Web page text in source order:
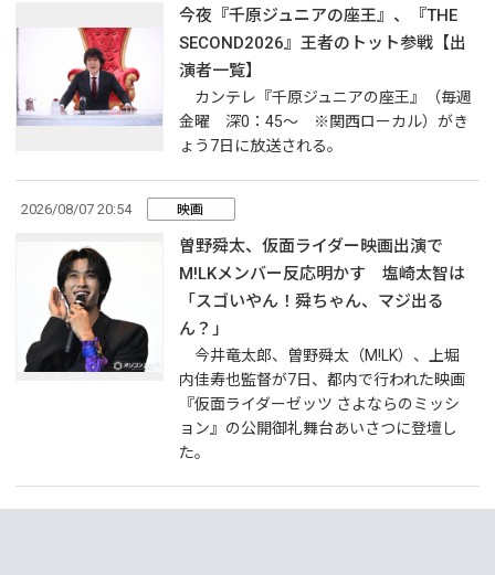
今夜『千原ジュニアの座王』、『THE
SECOND2026』王者のトット参戦【出
演者一覧】
カンテレ『千原ジュニアの座王』（毎週
金曜 深0：45～ ※関西ローカル）がき
ょう7日に放送される。
2026/08/07 20:54 映画
曽野舜太、仮面ライダー映画出演で
M!LKメンバー反応明かす 塩崎太智は
「スゴいやん！舜ちゃん、マジ出る
ん？」
今井竜太郎、曽野舜太（M!LK）、上堀
内佳寿也監督が7日、都内で行われた映画
『仮面ライダーゼッツ さよならのミッシ
ョン』の公開御礼舞台あいさつに登壇し
た。